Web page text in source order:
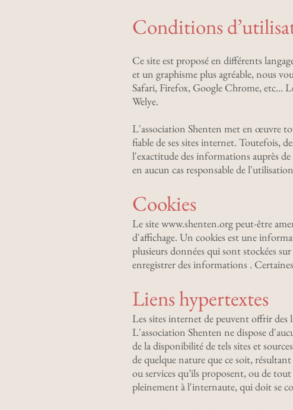
Conditions
Ce site est proposé en différents
et un graphisme plus agréable, nous
Safari, Firefox, Google Chrome, etc…
Welye.
L'association Shenten met en œuvre
fiable de ses sites internet. Toutefois,
l'exactitude des informations auprès
en aucun cas responsable de
Cookies
Le sitewww.shenten.orgpeut-être
d'affichage. Un cookies est une
plusieurs données qui sont stockées
enregistrer des informations .
Liens hypertextes
Les sites internet de peuvent offrir des
L'association Shenten ne dispose
de la disponibilité de tels sites et
de quelque nature que ce soit,
ou services qu’ils proposent, ou de
pleinement à l'internaute, qui doit se